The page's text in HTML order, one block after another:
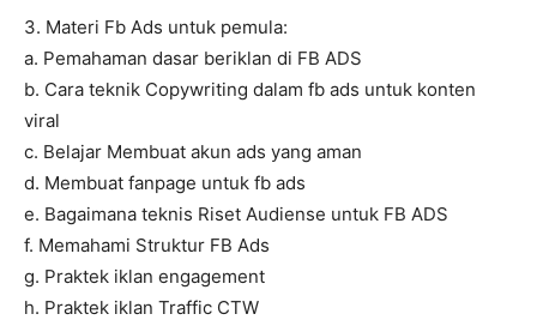
3. Materi Fb Ads untuk pemula:
a. Pemahaman dasar beriklan di FB ADS
b. Cara teknik Copywriting dalam fb ads untuk konten
viral
c. Belajar Membuat akun ads yang aman
d. Membuat fanpage untuk fb ads
e. Bagaimana teknis Riset Audiense untuk FB ADS
f. Memahami Struktur FB Ads
g. Praktek iklan engagement
h. Praktek iklan Traffic CTW